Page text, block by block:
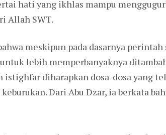
hati yang ikhlas mampu
Allah SWT.
meskipun pada dasarnya
lebih memperbanyaknya
istighfar diharapkan dosa-dosa yang
Dari Abu Dzar, ia berkata